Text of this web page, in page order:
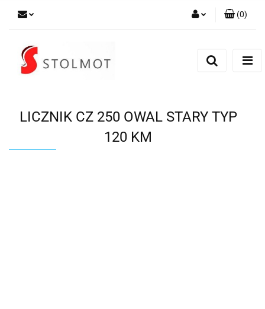
(0)
LICZNIK CZ 250 OWAL STARY TYP
120 KM